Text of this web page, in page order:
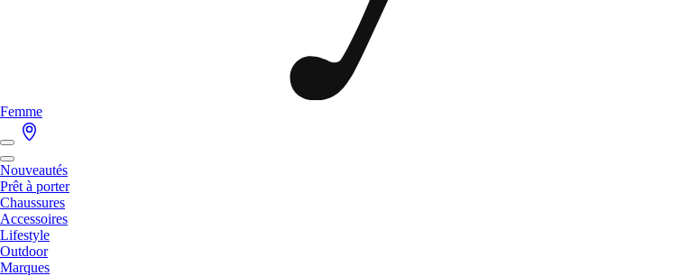
Femme
Nouveautés
Prêt à porter
Chaussures
Accessoires
Lifestyle
Outdoor
Marques